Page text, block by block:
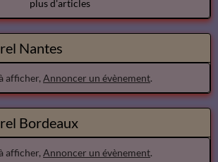
plus d'articles
Nantes
afficher, Annoncer un évènement.
Bordeaux
afficher, Annoncer un évènement.